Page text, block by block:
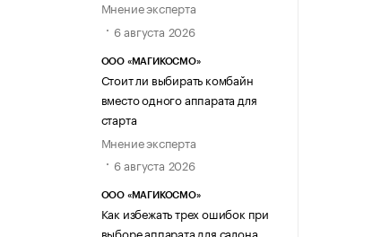
Мнение эксперта
6 августа 2026
ООО «МАГИКОСМО»
Стоит ли выбирать комбайн
вместо одного аппарата для
старта
Мнение эксперта
6 августа 2026
ООО «МАГИКОСМО»
Как избежать трех ошибок при
выборе аппарата для салона